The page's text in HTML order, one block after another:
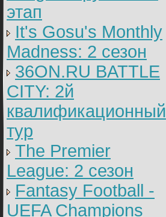
этап
It's Gosu's Monthly
Madness: 2 сезон
36ON.RU BATTLE
CITY: 2й
квалификационный
тур
The Premier
League: 2 cезон
Fantasy Football -
UEFA Champions